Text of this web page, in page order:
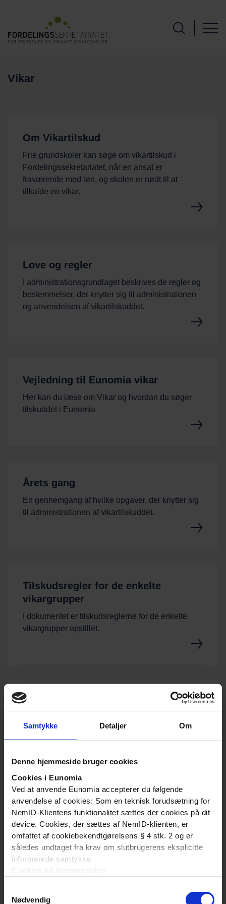
Samtykke Detaljer Om
Denne hjemmeside bruger cookies
Cookies i Eunomia
Ved at anvende Eunomia accepterer du følgende
anvendelse af cookies: Som en teknisk forudsætning for
NemID-Klientens funktionalitet sættes der cookies på dit
device. Cookies, der sættes af NemID-klienten, er
omfattet af cookiebekendtgørelsens § 4 stk. 2 og er
således undtaget fra krav om slutbrugerens eksplicitte
informerede samtykke.
cookies til at tilpasse vores indhold og annoncer, til at
Nødvendig
Vikar
Om Vikartilskud
Frie grundskoler kan søge om vikartilskud i
Fordelingssekretariatet, når en ansat er
fraværende med løn, og skolen er nødt til at
tilkalde en vikar.
Love og regler
I administrationsgrundlaget beskrives de regler og
bestemmelser, der knytter sig til administrationen
og anvendelsen af vikartilskuddet.
Vejledning til Eunomia vikar
Her kan du læse om Vikar og hvordan du søger
tilskuddet i Eunomia
Årets gang
En gennemgang af hvilke opgaver, der knytter sig
til administrationen af vikartilskuddet.
Tilskudsregler for de enkelte
vikargrupper
I dokumentet er tilskudsreglerne for de enkelte
vikargrupper opstillet.
Vikartimesatser 2026 (timer á 60
minutter)
Vikartilskuddet udbetales med faste satser pr.
et kalenderår.
Vikartimesatser 2025 (timer á 60
minutter)
Fordelingssekretariatets bestyrelse og gælder for